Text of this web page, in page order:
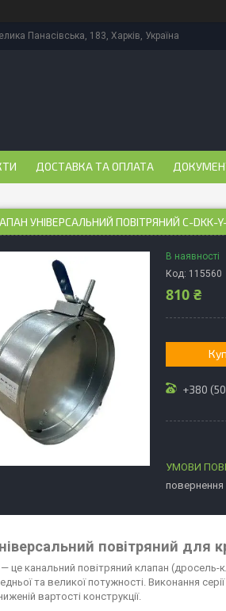
Панасівська, 183, Харків, Україна
ДОСТАВКА ТА ОПЛАТА
УНІВЕРСАЛЬНИЙ ПОВІТРЯНИЙ C-DKK-
В наявності
Код: 115560
810 ₴
+380
повернення
повітряний для
— це канальний повітряний клапан (дросель-
та великої потужності. Виконання серії
вартості конструкції.